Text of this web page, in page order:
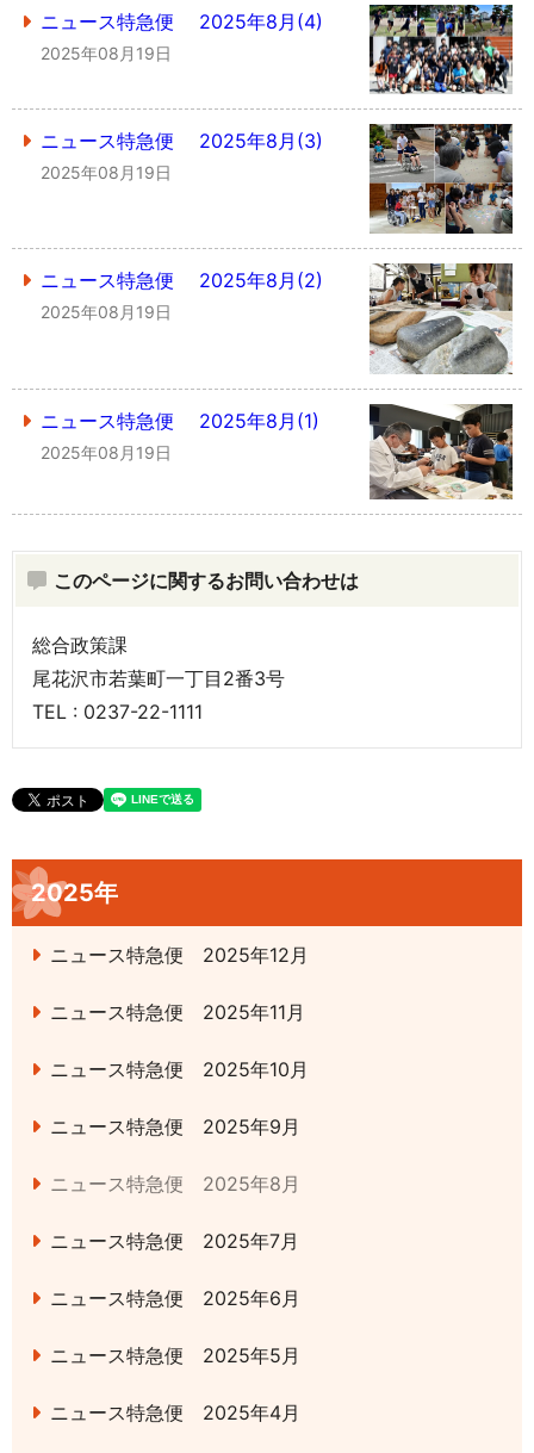
ニュース特急便 2025年8月(4)
2025年08月19日
ニュース特急便 2025年8月(3)
2025年08月19日
ニュース特急便 2025年8月(2)
2025年08月19日
ニュース特急便 2025年8月(1)
2025年08月19日
このページに関するお問い合わせは
総合政策課
尾花沢市若葉町一丁目2番3号
TEL : 0237-22-1111
2025年
ニュース特急便 2025年12月
ニュース特急便 2025年11月
ニュース特急便 2025年10月
ニュース特急便 2025年9月
ニュース特急便 2025年8月
ニュース特急便 2025年7月
ニュース特急便 2025年6月
ニュース特急便 2025年5月
ニュース特急便 2025年4月